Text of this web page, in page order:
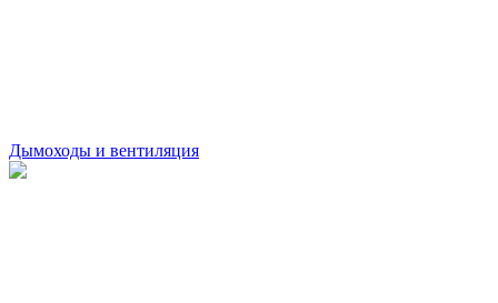
Дымоходы и вентиляция